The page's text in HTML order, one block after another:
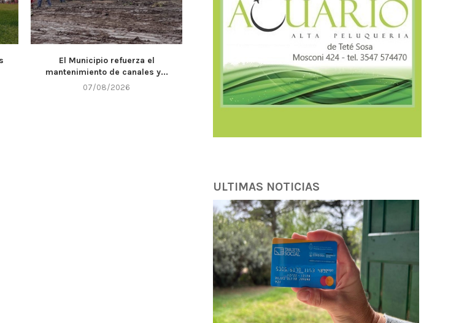
Llega un nuevo fin de semana y
Alta...
07/08/2026
Córdoba fortalece la prevención y
respuesta ante el...
07/08/2026
Córdoba fortalece la
tributaria con
internacionales...
07/08/2026
ULTIMAS NOTICIAS